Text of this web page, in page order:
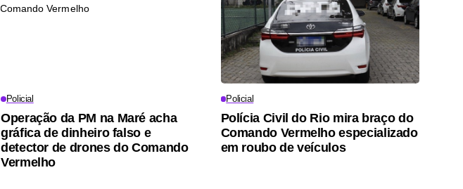
Policial
Operação da PM na Maré acha
gráfica de dinheiro falso e
detector de drones do Comando
Vermelho
Policial
Polícia Civil do Rio mira braço do
Comando Vermelho especializado
em roubo de veículos